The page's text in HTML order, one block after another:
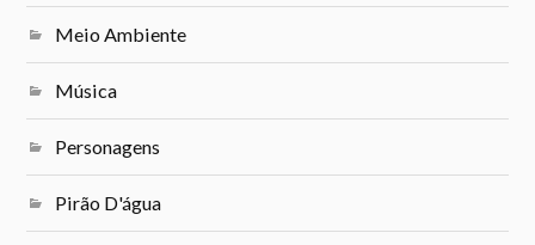
Meio Ambiente
Música
Personagens
Pirão D'água